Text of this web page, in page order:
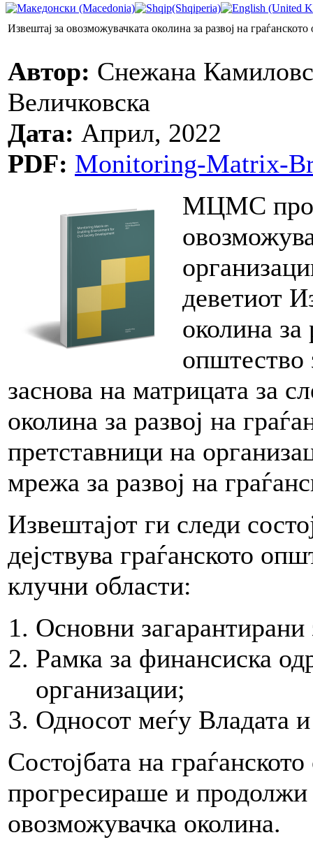
Извештај за овозможувачката околина за развој на
Автор: Снежана
Величковска
Дата: Април, 2022
PDF: Monitoring-Matrix-
МЦМС
деветиот
околина за
општество
заснова на матрицата за
околина за развој на
претставници на
мрежа за развој на
Извештајот ги следи
дејствува граѓанското
клучни области:
Основни
Рамка за финансиска
организации;
Односот меѓу Владата
Состојбата на
прогресираше и продолжи
овозможувачка околина.